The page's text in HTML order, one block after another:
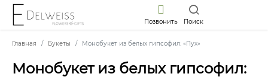
Позвонить Поиск
Главная Букеты Монобукет из белых гипсофил: «Пух»
Монобукет из белых гипсофил: